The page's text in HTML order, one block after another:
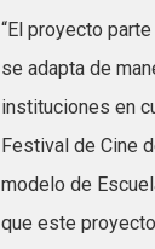
“El proyecto
se adapta de
instituciones en
Festival de Cine
modelo de
que este